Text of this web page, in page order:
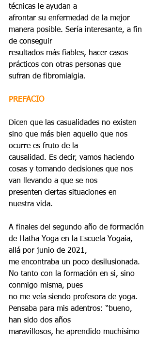
técnicas le ayudan a
afrontar su enfermedad de la mejor
manera posible. Sería interesante, a fin
de conseguir
resultados más fiables, hacer casos
prácticos con otras personas que
sufran de fibromialgia.
PREFACIO
Dicen que las casualidades no existen
sino que más bien aquello que nos
ocurre es fruto de la
causalidad. Es decir, vamos haciendo
cosas y tomando decisiones que nos
van llevando a que se nos
presenten ciertas situaciones en
nuestra vida.
A finales del segundo año de formación
de Hatha Yoga en la Escuela Yogaia,
allá por junio de 2021,
me encontraba un poco desilusionada.
No tanto con la formación en si, sino
conmigo misma, pues
no me veía siendo profesora de yoga.
Pensaba para mis adentros: “bueno,
han sido dos años
maravillosos, he aprendido muchísimo